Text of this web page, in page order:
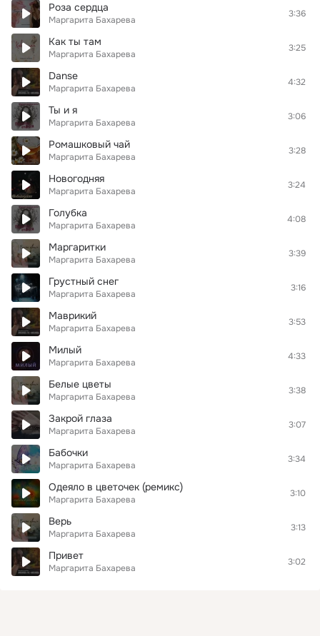
Роза сердца
Маргарита Бахарева
3:36
Как ты там
Маргарита Бахарева
3:25
Danse
Маргарита Бахарева
4:32
Ты и я
Маргарита Бахарева
3:06
Ромашковый чай
Маргарита Бахарева
3:28
Новогодняя
Маргарита Бахарева
3:24
Голубка
Маргарита Бахарева
4:08
Маргаритки
Маргарита Бахарева
3:39
Грустный снег
Маргарита Бахарева
3:16
Маврикий
Маргарита Бахарева
3:53
Милый
Маргарита Бахарева
4:33
Белые цветы
Маргарита Бахарева
3:38
Закрой глаза
Маргарита Бахарева
3:07
Бабочки
Маргарита Бахарева
3:34
Одеяло в цветочек (ремикс)
Маргарита Бахарева
3:10
Верь
Маргарита Бахарева
3:13
Привет
Маргарита Бахарева
3:02